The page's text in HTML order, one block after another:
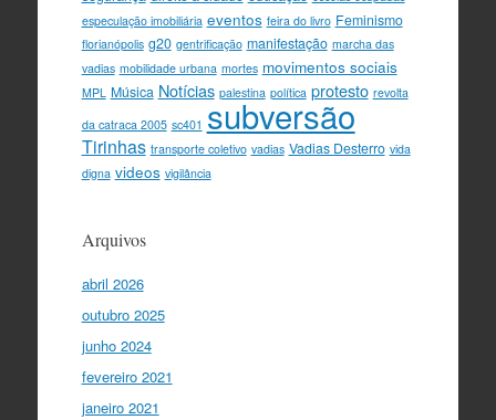
especulação imobiliária eventos feira do livro Feminismo
florianópolis g20 gentrificação manifestação marcha das
vadias mobilidade urbana mortes movimentos sociais
MPL Música Notícias palestina política protesto revolta
da catraca 2005 sc401 subversão
Tirinhas transporte coletivo vadias Vadias Desterro vida
digna videos vigilância
Arquivos
abril 2026
outubro 2025
junho 2024
fevereiro 2021
janeiro 2021